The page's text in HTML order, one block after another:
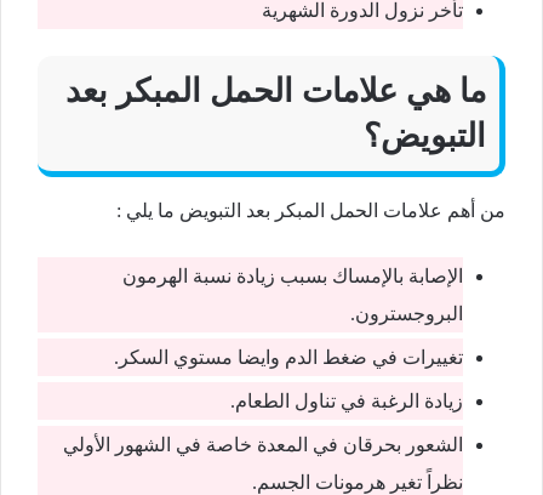
تأخر نزول الدورة الشهرية
ما هي علامات الحمل المبكر بعد
التبويض؟
من أهم علامات الحمل المبكر بعد التبويض ما يلي :
الإصابة بالإمساك بسبب زيادة نسبة الهرمون
البروجسترون.
تغييرات في ضغط الدم وايضا مستوي السكر.
زيادة الرغبة في تناول الطعام.
الشعور بحرقان في المعدة خاصة في الشهور الأولي
نظراً تغير هرمونات الجسم.